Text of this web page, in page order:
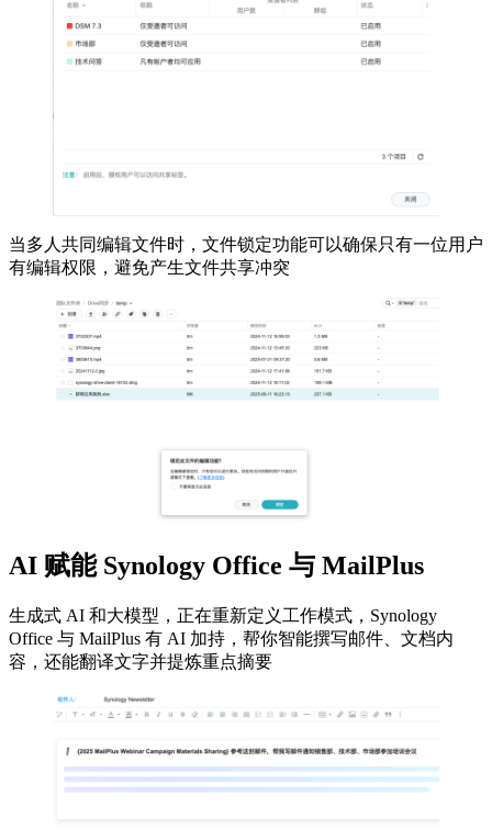
当多人共同编辑文件时，文件锁定功能可以确保只有一位用户
有编辑权限，避免产生文件共享冲突
AI 赋能 Synology Office 与 MailPlus
生成式 AI 和大模型，正在重新定义工作模式，Synology
Office 与 MailPlus 有 AI 加持，帮你智能撰写邮件、文档内
容，还能翻译文字并提炼重点摘要